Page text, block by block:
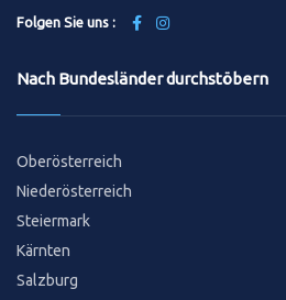
Folgen Sie uns :
Nach Bundesländer durchstöbern
Oberösterreich
Niederösterreich
Steiermark
Kärnten
Salzburg